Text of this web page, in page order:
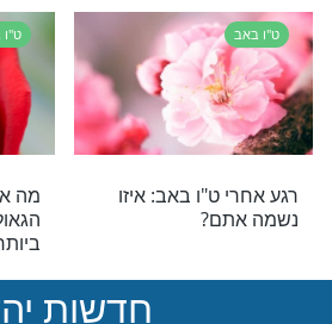
את הבית
לב לעצה הבאה
מהו יום
עליו חז"ל?
ט"ו באב